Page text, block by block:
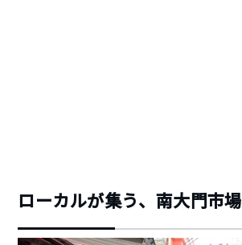
ローカルが集う、南大門市場